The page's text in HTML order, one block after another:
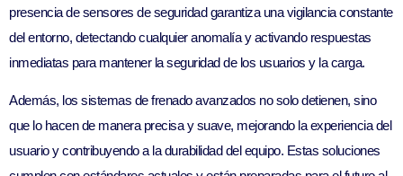
presencia de sensores de seguridad garantiza una vigilancia constante
del entorno, detectando cualquier anomalía y activando respuestas
inmediatas para mantener la seguridad de los usuarios y la carga.
Además, los sistemas de frenado avanzados no solo detienen, sino
que lo hacen de manera precisa y suave, mejorando la experiencia del
usuario y contribuyendo a la durabilidad del equipo. Estas soluciones